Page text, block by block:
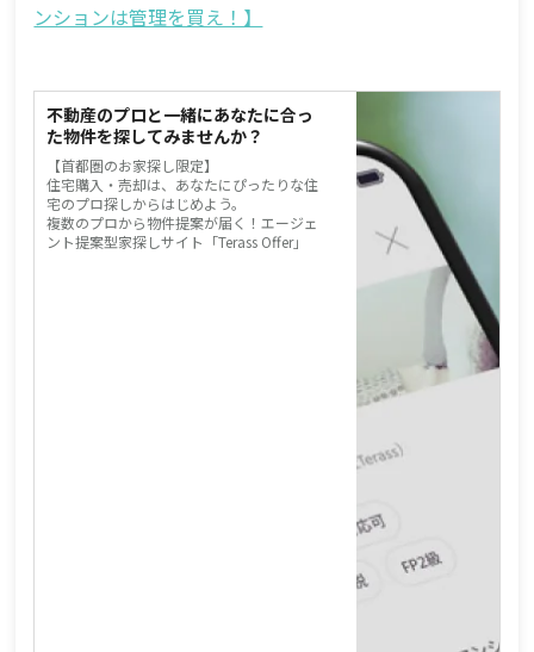
ンションは管理を買え！】
不動産のプロと一緒にあなたに合っ
た物件を探してみませんか？
【首都圏のお家探し限定】
住宅購入・売却は、あなたにぴったりな住
宅のプロ探しからはじめよう。
複数のプロから物件提案が届く！エージェ
ント提案型家探しサイト「Terass Offer」